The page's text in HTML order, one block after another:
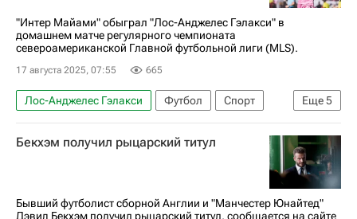
"Интер Майами" обыграл "Лос-Анджелес Гэлакси" в
домашнем матче регулярного чемпионата
североамериканской Главной футбольной лиги (MLS).
17 августа 2025, 07:55 665
Еще5
Лос-Анджелес Гэлакси Футбол
Спорт
Лионель Месси
Жорди Альба
Луис Суарес
Интер
Major League Soccer 2025
Бекхэм получил рыцарский титул
Бывший футболист сборной Англии и "Манчестер Юнайтед"
Дэвид Бекхэм получил рыцарский титул, сообщается на сайте